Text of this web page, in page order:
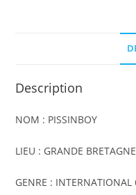
Description
NOM : PISSINBOY
LIEU : GRANDE BRETAGNE
GENRE : INTERNATIONAL